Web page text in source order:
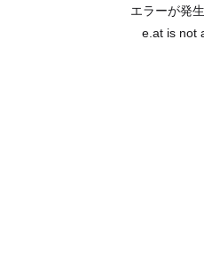
エラーが発
e.at is not